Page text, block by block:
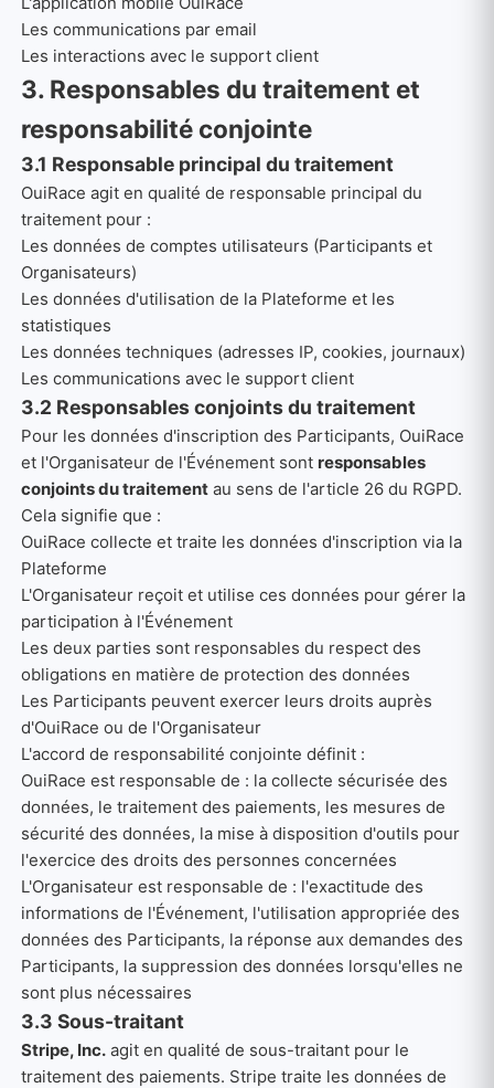
Les communications par email
Les interactions avec le support client
3. Responsables du traitement et
responsabilité conjointe
3.1 Responsable principal du traitement
OuiRace agit en qualité de responsable principal du
traitement pour :
Les données de comptes utilisateurs (Participants et
Organisateurs)
Les données d'utilisation de la Plateforme et les
statistiques
Les données techniques (adresses IP, cookies, journaux)
Les communications avec le support client
3.2 Responsables conjoints du traitement
Pour les données d'inscription des Participants, OuiRace
et l'Organisateur de l'Événement sont responsables
conjoints du traitementau sens de l'article 26 du RGPD.
Cela signifie que :
OuiRace collecte et traite les données d'inscription via la
Plateforme
L'Organisateur reçoit et utilise ces données pour gérer la
participation à l'Événement
Les deux parties sont responsables du respect des
obligations en matière de protection des données
Les Participants peuvent exercer leurs droits auprès
d'OuiRace ou de l'Organisateur
L'accord de responsabilité conjointe définit :
OuiRace est responsable de : la collecte sécurisée des
données, le traitement des paiements, les mesures de
sécurité des données, la mise à disposition d'outils pour
l'exercice des droits des personnes concernées
L'Organisateur est responsable de : l'exactitude des
informations de l'Événement, l'utilisation appropriée des
données des Participants, la réponse aux demandes des
Participants, la suppression des données lorsqu'elles ne
sont plus nécessaires
3.3 Sous-traitant
Stripe, Inc.agit en qualité de sous-traitant pour le
traitement des paiements. Stripe traite les données de